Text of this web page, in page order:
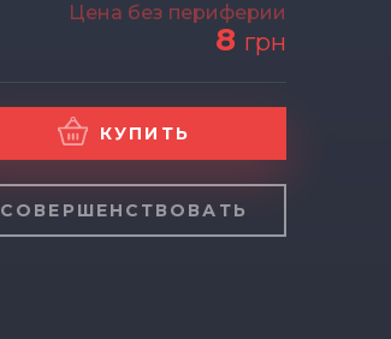
Цена без периферии
8 грн
КУПИТЬ
СОВЕРШЕНСТВОВАТЬ